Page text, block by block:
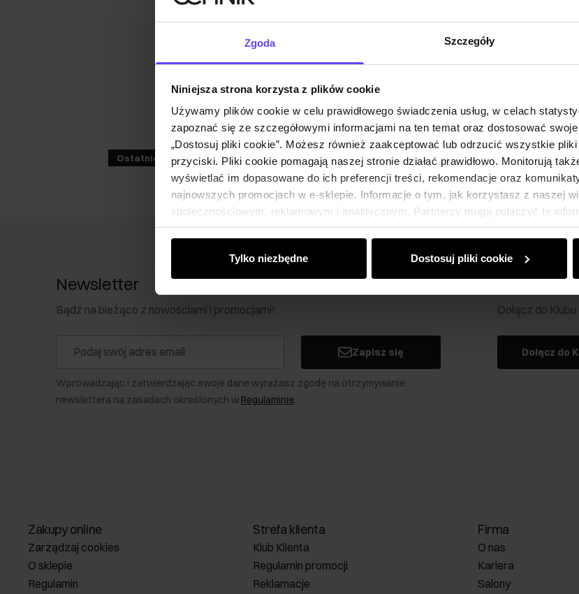
Zgoda Szczegóły
Niniejsza strona korzysta z plików cookie
Używamy plików cookie w celu prawidłowego świadczenia usług, w celach
zapoznać się ze szczegółowymi informacjami na ten temat oraz dostosować
„Dostosuj pliki cookie”. Możesz również zaakceptować lub odrzucić wszystkie
przyciski. Pliki cookie pomagają naszej stronie działać prawidłowo. Monitorują
wyświetlać im dopasowane do ich preferencji treści, rekomendacje oraz
najnowszych promocjach w e-sklepie. Informacje o tym, jak korzystasz z naszej
społecznościowym, reklamowym i analitycznym. Partnerzy mogą połączyć te
od Ciebie lub uzyskanymi podczas korzystania z ich usług.
Tylko niezbędne Dostosuj pliki cookie
Ostatnie sztuki
Newsletter
Bądź na bieżąco z nowościami i promocjami!
Zapisz się
Wprowadzając i zatwierdzając swoje dane wyrażasz zgodę na otrzymywanie
newslettera na zasadach określonych w Regulaminie.
Klub
Dołącz do
Dołącz do
Zakupy online
Zarządzaj cookies
O sklepie
Regulamin
Strefa klienta
Klub Klienta
Regulamin promocji
Reklamacje
Firma
O nas
Kariera
Salony